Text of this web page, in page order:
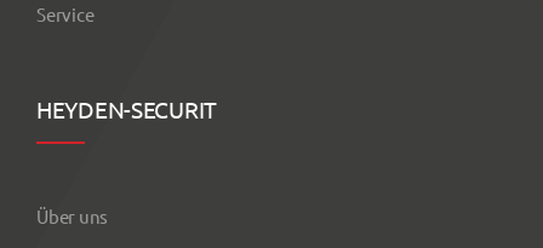
Service
HEYDEN-SECURIT
Über uns